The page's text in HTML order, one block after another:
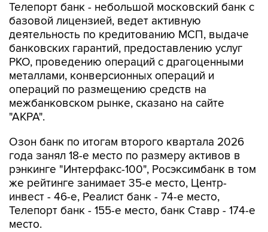
Телепорт банк - небольшой московский банк с
базовой лицензией, ведет активную
деятельность по кредитованию МСП, выдаче
банковских гарантий, предоставлению услуг
РКО, проведению операций с драгоценными
металлами, конверсионных операций и
операций по размещению средств на
межбанковском рынке, сказано на сайте
"АКРА".
Озон банк по итогам второго квартала 2026
года занял 18-е место по размеру активов в
рэнкинге "Интерфакс-100", Росэксимбанк в том
же рейтинге занимает 35-е место, Центр-
инвест - 46-е, Реалист банк - 74-е место,
Телепорт банк - 155-е место, банк Ставр - 174-е
место.